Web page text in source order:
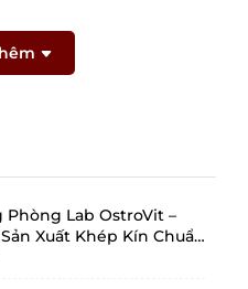
Phòng Lab OstroVit –
Xuất Khép Kín Chuẩn